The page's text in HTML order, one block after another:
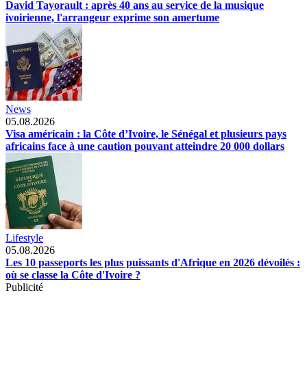
David Tayorault : après 40 ans au service de la musique
ivoirienne, l'arrangeur exprime son amertume
News
05.08.2026
Visa américain : la Côte d’Ivoire, le Sénégal et plusieurs pays
africains face à une caution pouvant atteindre 20 000 dollars
Lifestyle
05.08.2026
Les 10 passeports les plus puissants d'Afrique en 2026 dévoilés :
où se classe la Côte d'Ivoire ?
Publicité